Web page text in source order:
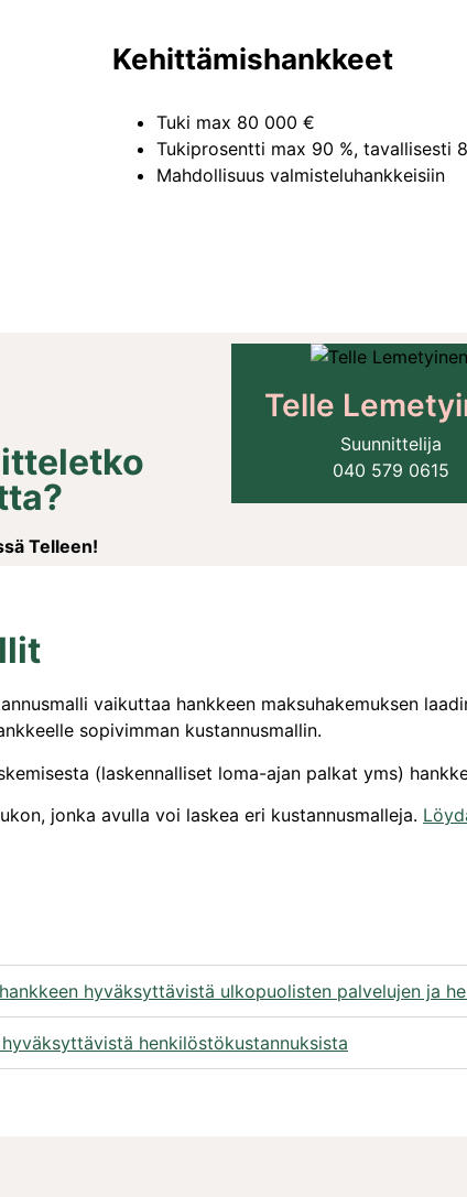
Kehittämishankkeet
Tuki max 80 000 €
Tukiprosentti max 90 %, tavallisesti
Mahdollisuus valmisteluhankkeisiin
Telleen!
Telle
Suunnittelija
040 579 0615
vaikuttaa hankkeen maksuhakemuksen
sopivimman kustannusmallin.
(laskennalliset loma-ajan palkat yms)
jonka avulla voi laskea eri kustannusmalleja.
hyväksyttävistä ulkopuolisten palvelujen ja
henkilöstökustannuksista